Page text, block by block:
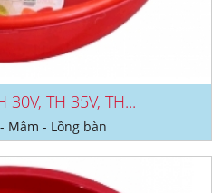
30V, TH 35V, TH...
Mâm - Lồng bàn